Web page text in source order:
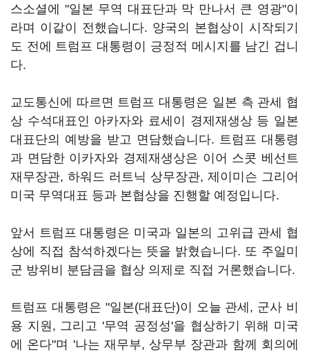
스소셜에 "일본 무역 대표단과 막 만나서 큰 영광"이
라며 이같이 전했습니다. 양국의 본협상이 시작되기
도 전에 트럼프 대통령이 긍정적 메시지를 남긴 겁니
다.
교도통신에 따르면 트럼프 대통령은 일본 측 관세 협
상 수석대표인 아카자와 료세이 경제재생상 등 일본
대표단의 예방을 받고 면담했습니다. 트럼프 대통령
과 면담한 이카자와 경제재생상은 이어 스콧 베선트
재무장관, 하워드 러트닉 상무장관, 제이미슨 그리어
미국 무역대표 등과 본협상을 진행할 예정입니다.
앞서 트럼프 대통령은 미국과 일본의 고위급 관세 협
상에 직접 참석하겠다는 뜻을 밝혔습니다. 또 주일미
군 방위비 분담금을 협상 의제로 직접 거론했습니다.
트럼프 대통령은 "일본(대표단)이 오늘 관세, 군사 비
용 지원, 그리고 '무역 공정성'을 협상하기 위해 미국
에 온다"며 '나는 재무부, 상무부 장관과 함께 회의에